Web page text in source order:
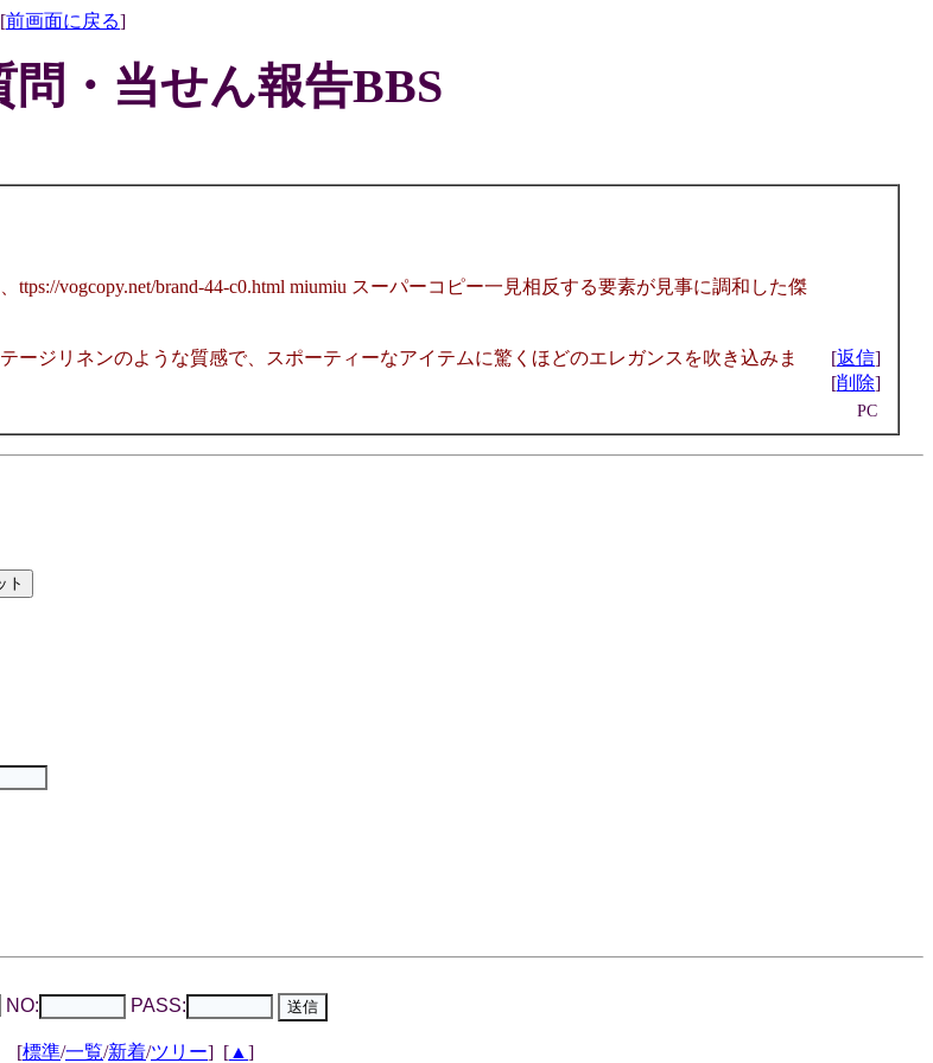
前画面に戻る]
問・当せん報告BBS
vogcopy.net/brand-44-c0.html miumiu スーパーコピー一見相反する要素が見事に調和した傑
ージリネンのような質感で、スポーティーなアイテムに驚くほどのエレガンスを吹き込みま
[返信]
[削除]
PC
NO:
PASS:
[標準/一覧/新着/ツリー] [ ▲ ]